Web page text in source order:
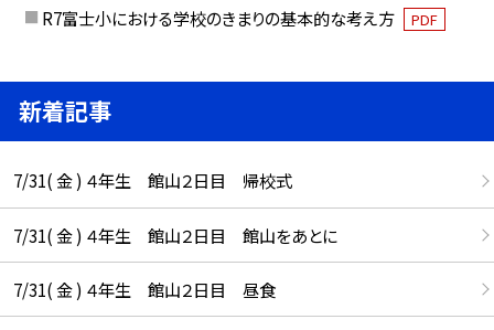
R7富士小における学校のきまりの基本的な考え方 PDF
新着記事
7/31( 金 ) ４年生 館山２日目 帰校式
7/31( 金 ) ４年生 館山２日目 館山をあとに
7/31( 金 ) ４年生 館山２日目 昼食